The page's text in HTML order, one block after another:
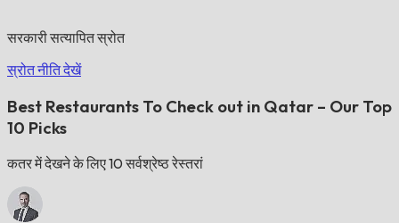
सरकारी सत्यापित स्रोत
स्रोत नीति देखें
Best Restaurants To Check out in Qatar – Our Top
10 Picks
कतर में देखने के लिए 10 सर्वश्रेष्ठ रेस्तरां